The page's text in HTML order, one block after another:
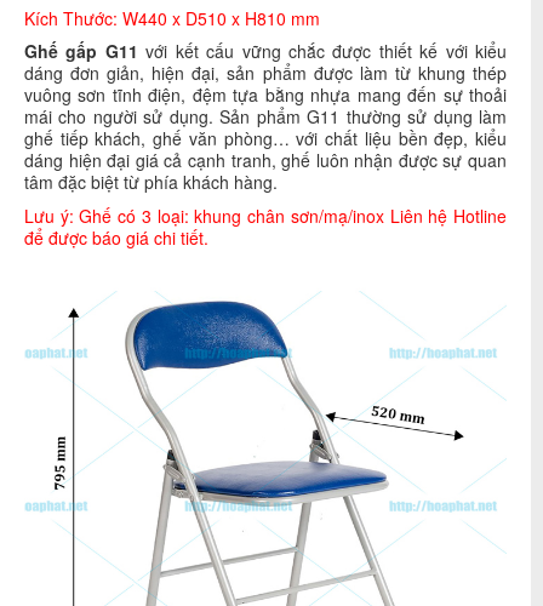
Kích Thước: W440 x D510 x H810 mm
Ghế gấp G11 với kết cấu vững chắc được thiết kế với kiểu
dáng đơn giản, hiện đại, sản phẩm được làm từ khung thép
vuông sơn tĩnh điện, đệm tựa bằng nhựa mang đến sự thoải
mái cho người sử dụng. Sản phẩm G11 thường sử dụng làm
ghế tiếp khách, ghế văn phòng… với chất liệu bền đẹp, kiểu
dáng hiện đại giá cả cạnh tranh, ghế luôn nhận được sự quan
tâm đặc biệt từ phía khách hàng.
Lưu ý: Ghế có 3 loại: khung chân sơn/mạ/inox Liên hệ Hotline
để được báo giá chi tiết.